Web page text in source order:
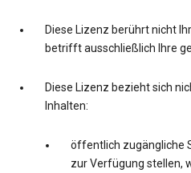
Diese Lizenz berührt nicht
betrifft ausschließlich Ihre
Diese Lizenz bezieht sich
Inhalten:
öffentlich zugängliche
zur Verfügung stellen,